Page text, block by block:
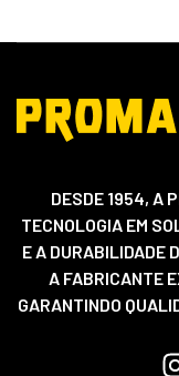
DESDE 1954, A
TECNOLOGIA EM
E A DURABILIDADE
A FABRICANTE
GARANTINDO